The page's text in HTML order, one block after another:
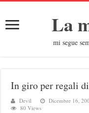
La
mi segue
In giro per regali
Devil Dicembre 16,
80 Views